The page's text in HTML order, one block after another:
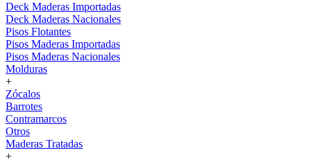
Deck Maderas Importadas
Deck Maderas Nacionales
Pisos Flotantes
Pisos Maderas Importadas
Pisos Maderas Nacionales
Molduras
+
Zócalos
Barrotes
Contramarcos
Otros
Maderas Tratadas
+